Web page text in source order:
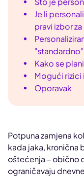
Je li
pravi izbor
Kako se
Mogući
Oporavak
Potpuna zamjena
kada jaka, kronična
oštećenja – obično
ograničavaju